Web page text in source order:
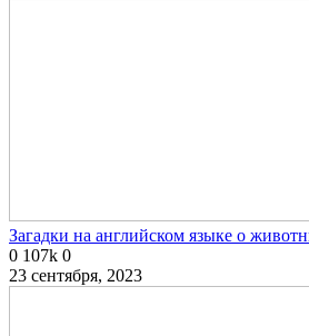
Загадки на английском языке о
0 107k 0
23 сентября, 2023